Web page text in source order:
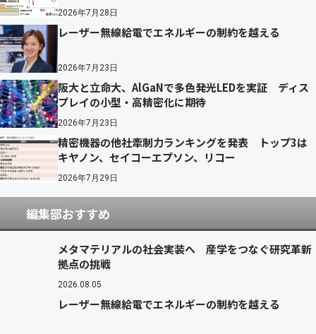
2026年7月28日
レーザー無線給電でエネルギーの制約を越える
2026年7月23日
阪大と立命大、AlGaNで多色発光LEDを実証 ディス
プレイの小型・高精密化に期待
2026年7月23日
精密機器の他社牽制力ランキングを発表 トップ3は
キヤノン、セイコーエプソン、リコー
2026年7月29日
編集部おすすめ
メタマテリアルの社会実装へ 産学をつなぐ研究革新
拠点の挑戦
2026.08.05
レーザー無線給電でエネルギーの制約を越える